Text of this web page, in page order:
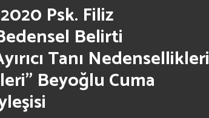
Psk. Filiz
Belirti
Tanı Nedensellikleri
Beyoğlu Cuma